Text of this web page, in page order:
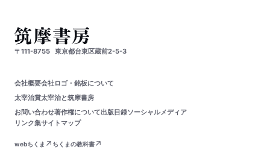
〒111-8755 東京都台東区蔵前2-5-3
会社概要会社ロゴ・銘板について
太宰治賞太宰治と筑摩書房
お問い合わせ著作権について出版目録ソーシャルメディア
リンク集サイトマップ
webちくま
ちくまの教科書